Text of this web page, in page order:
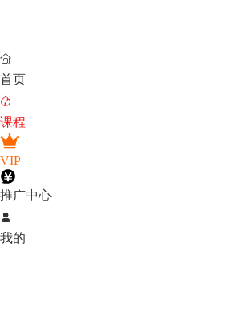

首页

课程
VIP
推广中心

我的